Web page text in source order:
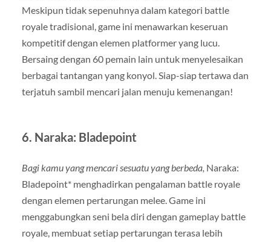
Meskipun tidak sepenuhnya dalam kategori battle
royale tradisional, game ini menawarkan keseruan
kompetitif dengan elemen platformer yang lucu.
Bersaing dengan 60 pemain lain untuk menyelesaikan
berbagai tantangan yang konyol. Siap-siap tertawa dan
terjatuh sambil mencari jalan menuju kemenangan!
6. Naraka: Bladepoint
Bagi kamu yang mencari sesuatu yang berbeda, Naraka:
Bladepoint* menghadirkan pengalaman battle royale
dengan elemen pertarungan melee. Game ini
menggabungkan seni bela diri dengan gameplay battle
royale, membuat setiap pertarungan terasa lebih